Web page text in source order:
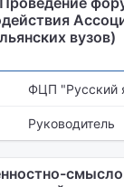
вузов)
ФЦП "Русский
Руководитель